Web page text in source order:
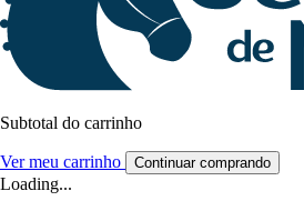
Subtotal do carrinho
Ver meu carrinho Continuar comprando
Loading...